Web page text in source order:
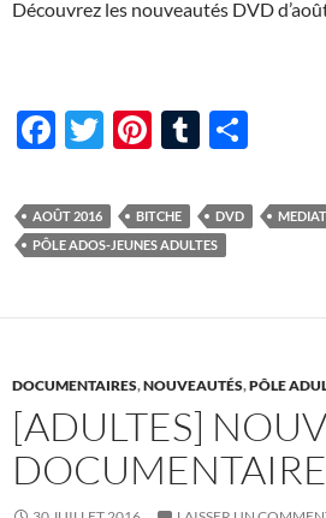
Découvrez les nouveautés DVD
F
e
b
o
T
itt
er
Pi
er
es
T
m
bl
ta
g
AOÛT 2016 BITCHE DVD
PÔLE ADOS-JEUNES ADULTES
DOCUMENTAIRES,NOUVEAUTÉS,PÔLE
[ADULTES]